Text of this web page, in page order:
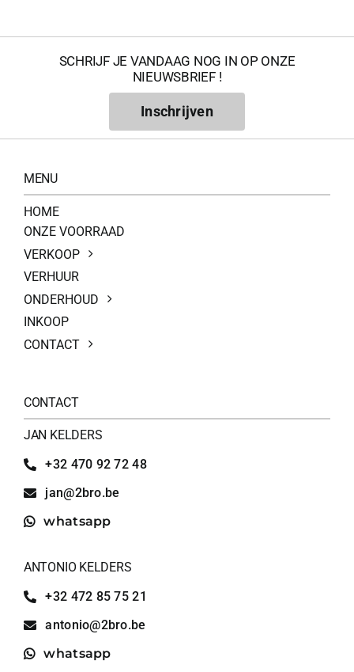
SCHRIJF JE VANDAAG NOG IN OP ONZE
NIEUWSBRIEF !
Inschrijven
MENU
HOME
ONZE VOORRAAD
VERKOOP
VERHUUR
ONDERHOUD
INKOOP
CONTACT
CONTACT
JAN KELDERS
+32 470 92 72 48
jan@2bro.be
whatsapp
ANTONIO KELDERS
+32 472 85 75 21
antonio@2bro.be
whatsapp